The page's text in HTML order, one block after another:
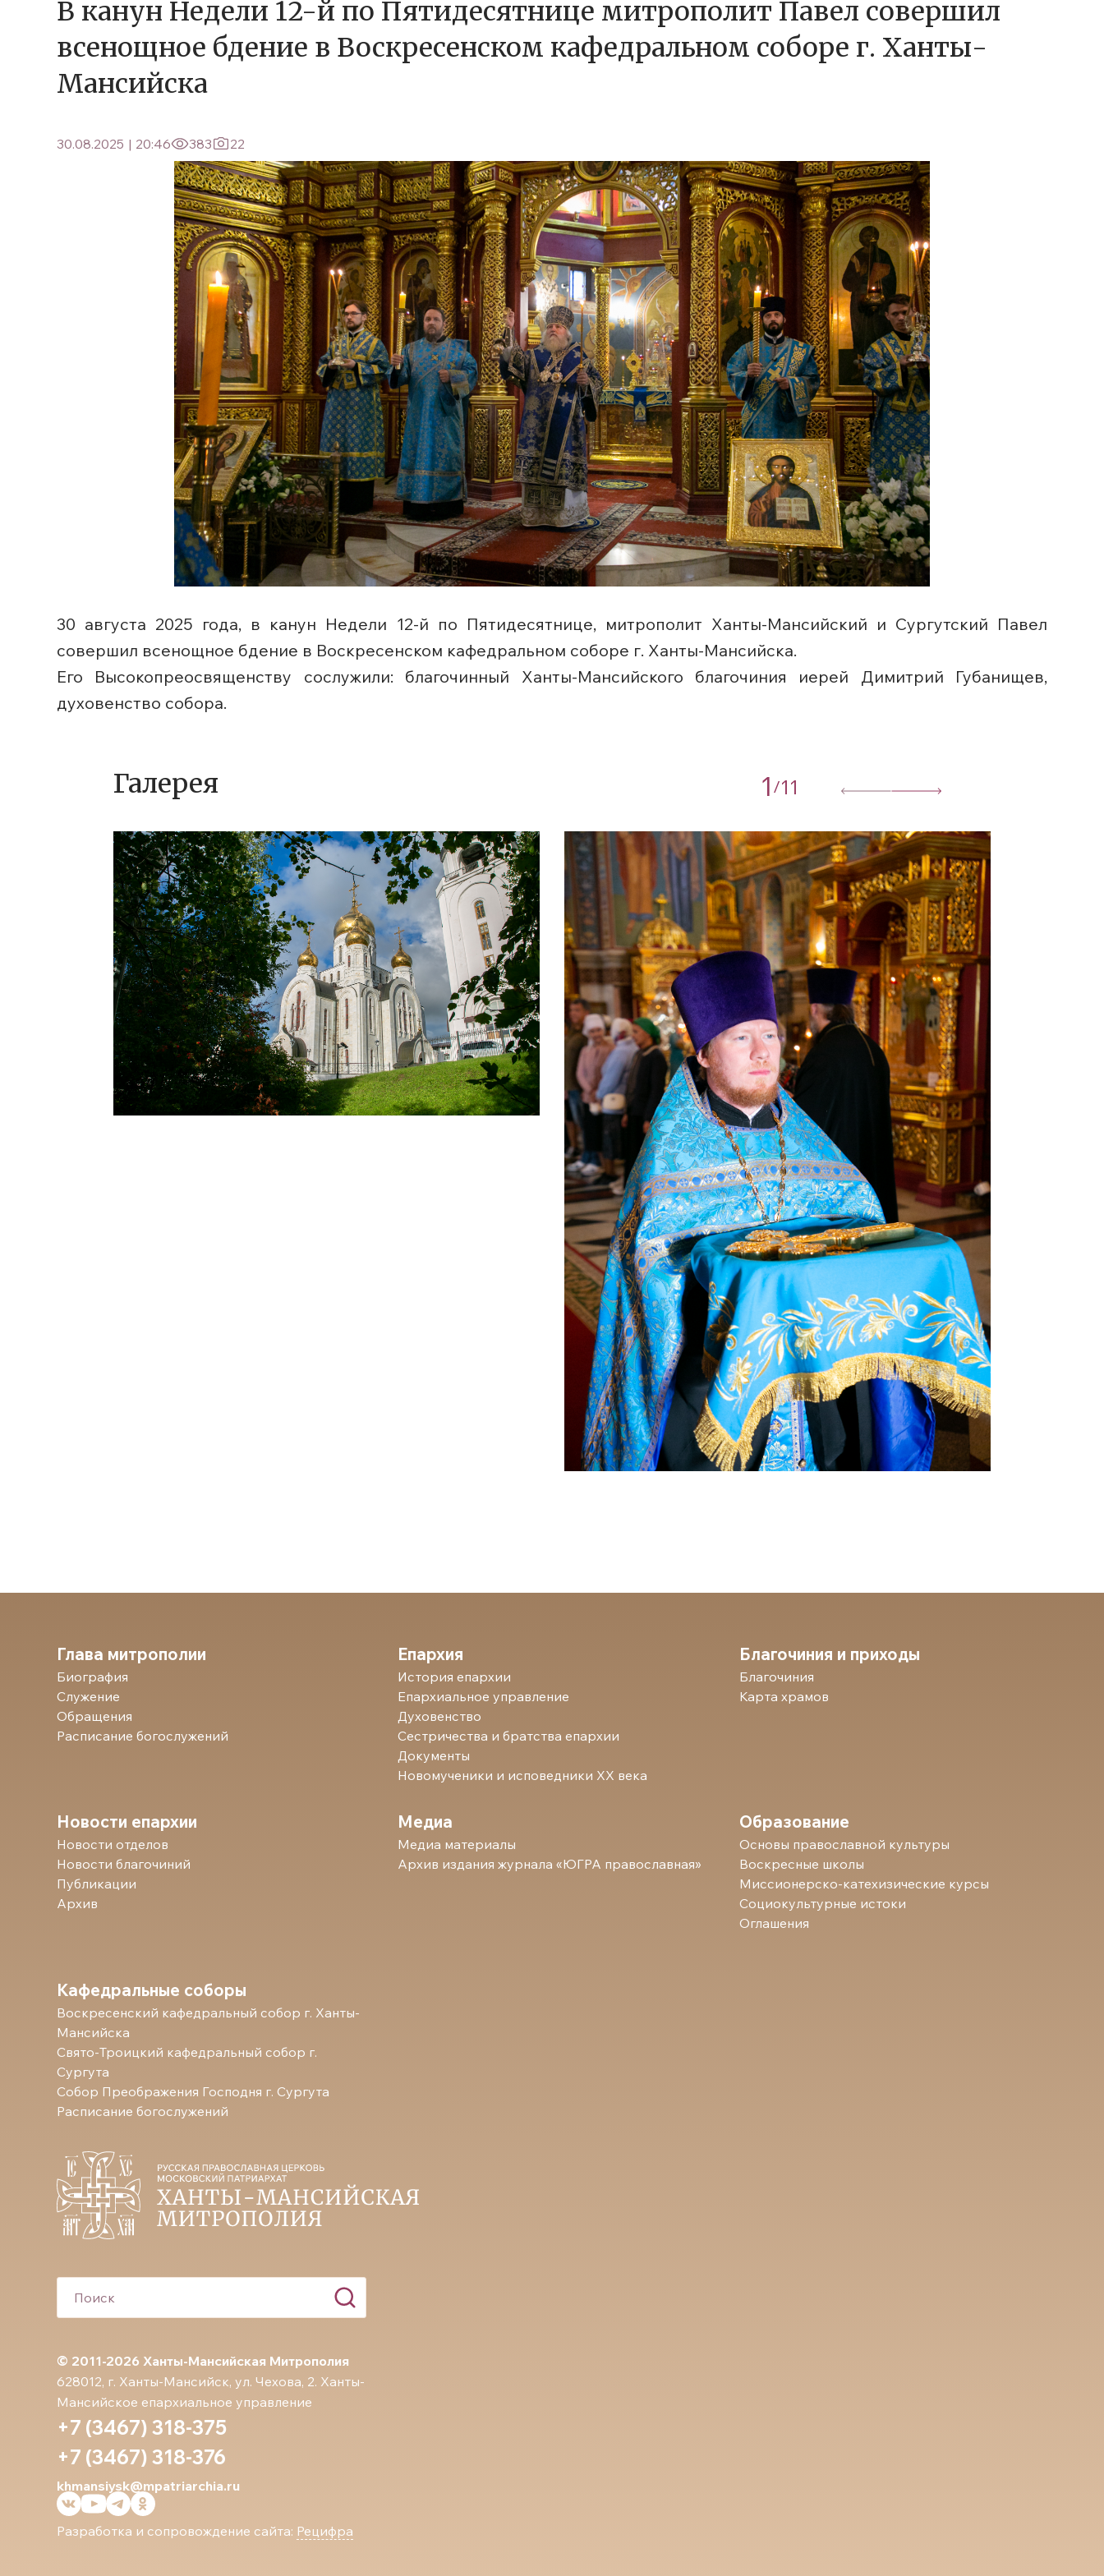
В канун Недели 12-й по Пятидесятнице митрополит Павел совершил
всенощное бдение в Воскресенском кафедральном соборе г. Ханты-
Мансийска
30.08.2025 | 20:46 383 22
30 августа 2025 года, в канун Недели 12-й по Пятидесятнице, митрополит Ханты-Мансийский и Сургутский Павел
совершил всенощное бдение в Воскресенском кафедральном соборе г. Ханты-Мансийска.
Его Высокопреосвященству сослужили: благочинный Ханты-Мансийского благочиния иерей Димитрий Губанищев,
духовенство собора.
Галерея 1 /11
© 2011-2026 Ханты-Мансийская Митрополия
628012, г. Ханты-Мансийск, ул. Чехова, 2. Ханты-
Мансийское епархиальное управление
+7 (3467) 318-375
+7 (3467) 318-376
khmansiysk@mpatriarchia.ru
Разработка и сопровождение сайта: Рецифра
Глава митрополии
Биография
Служение
Обращения
Расписание богослужений
Епархия
История епархии
Епархиальное управление
Духовенство
Сестричества и братства епархии
Документы
Новомученики и исповедники ХХ века
Благочиния и приходы
Благочиния
Карта храмов
Новости епархии
Новости отделов
Новости благочиний
Публикации
Архив
Медиа
Медиа материалы
Архив издания журнала «ЮГРА православная»
Образование
Основы православной культуры
Воскресные школы
Миссионерско-катехизические курсы
Социокультурные истоки
Оглашения
Кафедральные соборы
Воскресенский кафедральный собор г. Ханты-
Мансийска
Свято-Троицкий кафедральный собор г.
Сургута
Собор Преображения Господня г. Сургута
Расписание богослужений